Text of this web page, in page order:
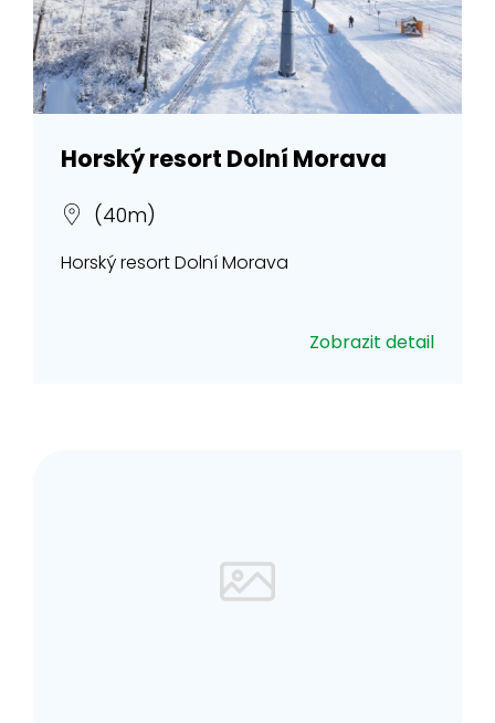
Horský resort Dolní Morava
(40m)
Horský resort Dolní Morava
Zobrazit detail